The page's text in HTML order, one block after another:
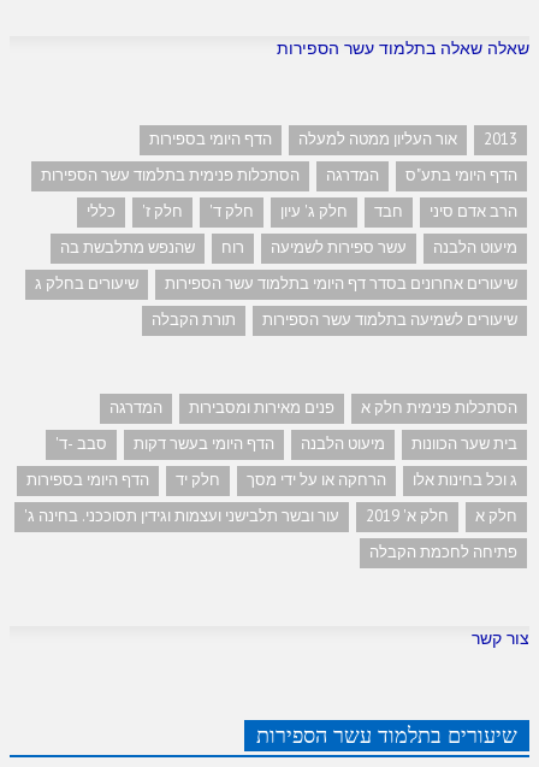
שאלה שאלה בתלמוד עשר הספירות
2013 אור העליון ממטה למעלה
הדף היומי בספירות
הדף היומי בתע"ס
המדרגה
הסתכלות פנימית בתלמוד עשר הספירות
הרב אדם סיני
חבד חלק ג' עיון חלק ד' חלק ז'
כללי
מיעוט הלבנה
עשר ספירות לשמיעה רוח
שהנפש מתלבשת בה
שיעורים אחרונים בסדר דף היומי בתלמוד עשר הספירות
שיעורים בחלק ג
שיעורים לשמיעה בתלמוד עשר הספירות
תורת הקבלה
הסתכלות פנימית חלק א פנים מאירות ומסבירות
המדרגה
בית שער הכוונות
מיעוט הלבנה הדף היומי בעשר דקות
סבב -ד'
ג וכל בחינות אלו
הרחקה או על ידי מסך חלק יד
הדף היומי בספירות
חלק א
חלק א' 2019
עור ובשר תלבישני ועצמות וגידין תסוככני. בחינה ג'
פתיחה לחכמת הקבלה
צור קשר
שיעורים בתלמוד עשר הספירות